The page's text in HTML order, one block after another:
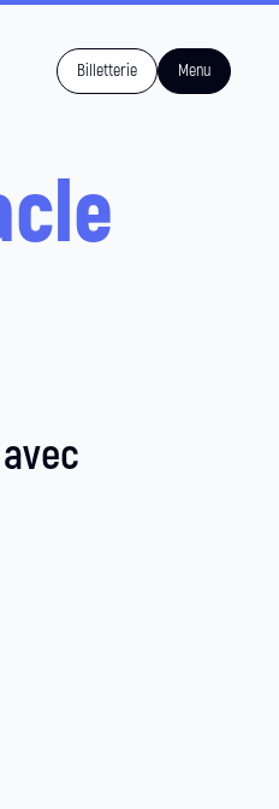
Billetterie Menu